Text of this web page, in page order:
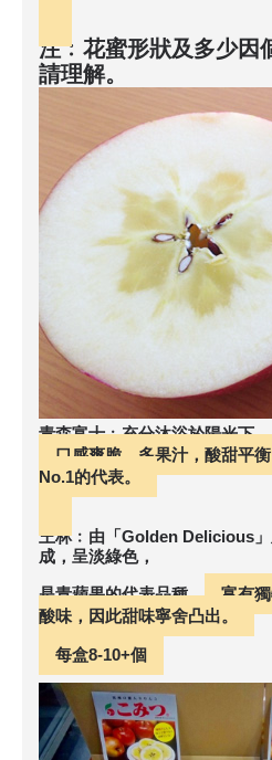
注﹕花蜜形狀及多少因
請理解。
青森富士﹕充分沐浴於陽光下
口感爽脆，多果汁，酸甜平
No.1的代表。
王林﹕由「Golden Delicious
成，呈淡綠色，
是青蘋果的代表品種。
富有
酸味，因此甜味寧舍凸出。
每盒8-10+個